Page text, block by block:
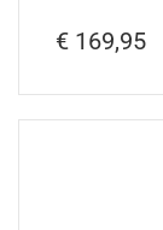
€ 169,95